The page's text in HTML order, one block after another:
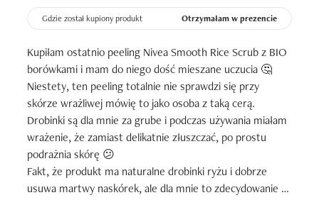
Gdzie został kupiony produkt Otrzymałam w prezencie
Kupiłam ostatnio peeling Nivea Smooth Rice Scrub z BIO
borówkami i mam do niego dość mieszane uczucia 🤔
Niestety, ten peeling totalnie nie sprawdzi się przy
skórze wrażliwej mówię to jako osoba z taką cerą.
Drobinki są dla mnie za grube i podczas używania miałam
wrażenie, że zamiast delikatnie złuszczać, po prostu
podrażnia skórę 😕
Fakt, że produkt ma naturalne drobinki ryżu i dobrze
usuwa martwy naskórek, ale dla mnie to zdecydowanie za